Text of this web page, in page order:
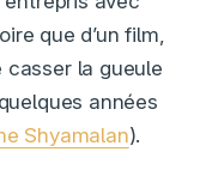
que d’un film,
la gueule
années
Shyamalan).